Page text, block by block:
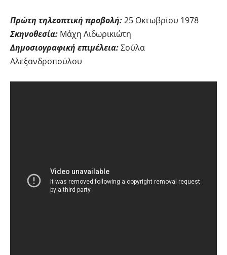
Πρώτη τηλεοπτική προβολή:25 Οκτωβρίου 1978
Σκηνοθεσία: Μάχη Λιδωρικιώτη
Δημοσιογραφική επιμέλεια:Σούλα
Αλεξανδροπούλου